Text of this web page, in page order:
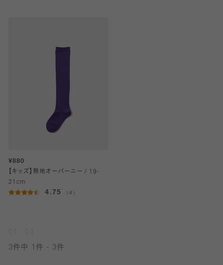
¥880
【キッズ】無地オーバーニー / 19-
21cm
4.75 （4）
3件中 1件 - 3件